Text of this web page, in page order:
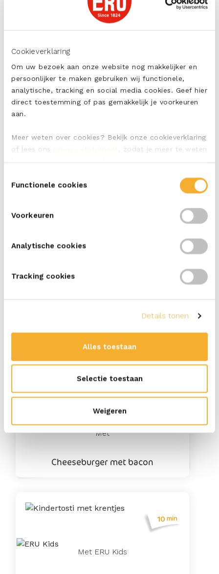
Cookieverklaring
Om uw bezoek aan onze website nog makkelijker en
persoonlijker te maken gebruiken wij functionele,
analytische, tracking en social media cookies. Geef hier
direct toestemming of pas gemakkelijk je voorkeuren
aan.
Meer weten over cookies? Bekijk onze cookieverklaring
of lees ons privacy statement
, zodat je meer te weten
Functionele cookies
Voorkeuren
Analytische cookies
Tracking cookies
Details tonen
Alles toestaan
Selectie toestaan
Weigeren
Met ERU Balans Belegen
Frisse couscoussalade met
abrikozen, vijgen en munt
10 min
Met ERU Balans Belegen
Verse boerenbrood sandwich met
Hotdog wraps voor kinderen
25 min
Met
Cheeseburger met bacon
10 min
Met ERU Kids